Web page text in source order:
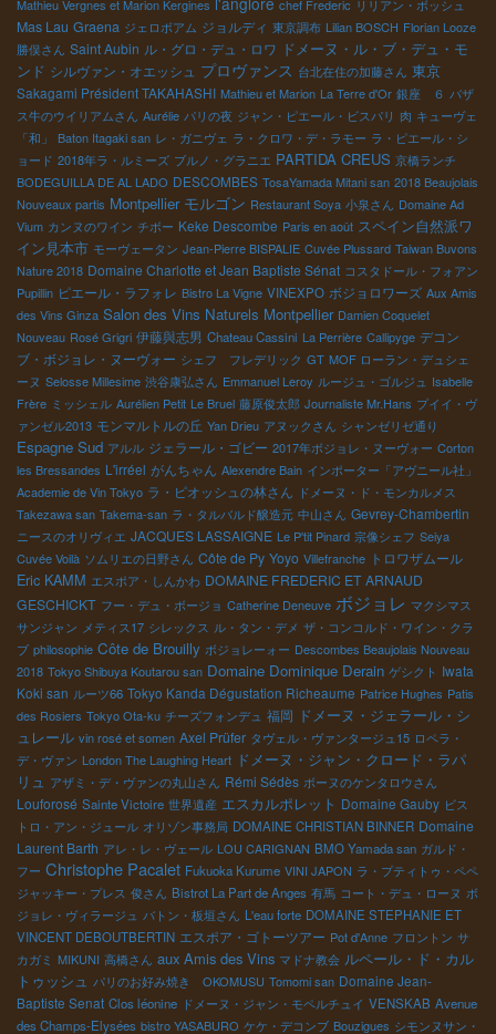
Mathieu Vergnes et Marion Kergines
chef Frederic リリアン・ボッシュ
Mas Lau Graena ジェロボアム ジョルディ 東京調布 Lilian BOSCH Florian Looze
勝俣さん Saint Aubin ル・グロ・デュ・ロワ ドメーヌ・ル・ブ・デュ・モ
ンド シルヴァン・オエッシュ プロヴァンス 台北在住の加藤さん 東京
Sakagami Président TAKAHASHI Mathieu et Marion La Terre d'Or 銀座 ６ バザ
ス牛のウイリアムさん Aurélie パリの夜 ジャン・ピエール・ビスパリ 肉 キューヴェ
「和」
Baton Itagaki san レ・ガニヴェ ラ・クロワ・デ・ラモー ラ・ピエール・シ
ョード 2018年ラ・ルミーズ ブルノ・グラニエ PARTIDA CREUS 京橋ランチ
BODEGUILLA DE AL LADO DESCOMBES TosaYamada Mitani san 2018 Beaujolais
Nouveaux partis Montpellier モルゴン Restaurant Soya 小泉さん Domaine Ad
Vium カンヌのワイン チボー Keke Descombe Paris en août スペイン自然派ワ
イン見本市 モーヴェータン Jean-Pierre BISPALIE Cuvée Plussard Taiwan Buvons
Nature 2018 Domaine Charlotte et Jean Baptiste Sénat コスタドール・フォアン
Pupillin ピエール・ラフォレ Bistro La Vigne VINEXPO ボジョロワーズ Aux Amis
des Vins Ginza Salon des Vins Naturels Montpellier Damien Coquelet
Nouveau Rosé Grigri 伊藤與志男 Chateau Cassini La Perrière Callipyge デコン
ブ・ボジョレ・ヌーヴォー シェフ フレデリック GT MOF ローラン・デュシェ
ーヌ Selosse Millesime 渋谷康弘さん Emmanuel Leroy ルージュ・ゴルジュ Isabelle
Frère ミッシェル Aurélien Petit Le Bruel 藤原俊太郎 Journaliste Mr.Hans プイイ・ヴ
ァンゼル2013 モンマルトルの丘 Yan Drieu アヌックさん シャンゼリゼ通り
Espagne Sud アルル ジェラール・ゴビー 2017年ボジョレ・ヌーヴォー Corton
les Bressandes L'irréel がんちゃん Alexendre Bain インポーター「アヴニール社」
Academie de Vin Tokyo ラ・ピオッシュの林さん ドメーヌ・ド・モンカルメス
Takezawa san Takema-san ラ・タルバルド醸造元 中山さん Gevrey-Chambertin
ニースのオリヴィエ JACQUES LASSAIGNE Le P'tit Pinard 宗像シェフ Seiya
Cuvée Voilà ソムリエの日野さん Côte de Py Yoyo Villefranche トロワザムール
Eric KAMM エスポア・しんかわ DOMAINE FREDERIC ET ARNAUD
GESCHICKT フー・デュ・ボージョ Catherine Deneuve ボジョレ マクシマス
サンジャン メティス17 シレックス ル・タン・デメ ザ・コンコルド・ワイン・クラ
ブ philosophie Côte de Brouilly ボジョレーォー Descombes Beaujolais Nouveau
2018 Tokyo Shibuya Koutarou san Domaine Dominique Derain ゲシクト Iwata
Koki san ルーツ66 Tokyo Kanda Dégustation Richeaume Patrice Hughes Patis
des Rosiers Tokyo Ota-ku チーズフォンデュ 福岡 ドメーヌ・ジェラール・シ
ュレール vin rosé et somen Axel Prüfer タヴェル・ヴァンタージュ15 ロペラ・
デ・ヴァン London The Laughing Heart ドメーヌ・ジャン・クロード・ラパ
リュ アザミ・デ・ヴァンの丸山さん Rémi Sédès ボーヌのケンタロウさん
Louforosé Sainte Victoire 世界遺産 エスカルポレット Domaine Gauby ビス
トロ・アン・ジュール オリゾン事務局 DOMAINE CHRISTIAN BINNER Domaine
Laurent Barth アレ・レ・ヴェール LOU CARIGNAN BMO Yamada san ガルド・
フー Christophe Pacalet Fukuoka Kurume VINI JAPON ラ・プティトゥ・ペペ
ジャッキー・プレス 俊さん Bistrot La Part de Anges 有馬 コート・デュ・ローヌ ボ
ジョレ・ヴィラージュ バトン・板垣さん L'eau forte DOMAINE STEPHANIE ET
VINCENT DEBOUTBERTIN エスポア・ゴトーツアー Pot d'Anne フロントン サ
カガミ MIKUNI 高橋さん aux Amis des Vins マドナ教会 ルペール・ド・カル
トゥッシュ パリのお好み焼き OKOMUSU Tomomi san Domaine Jean-
Baptiste Senat Clos léonine ドメーヌ・ジャン・モペルチュイ VENSKAB Avenue
des Champs-Elysées bistro YASABURO ケケ・デコンブ Bouzigues シモンヌサン・